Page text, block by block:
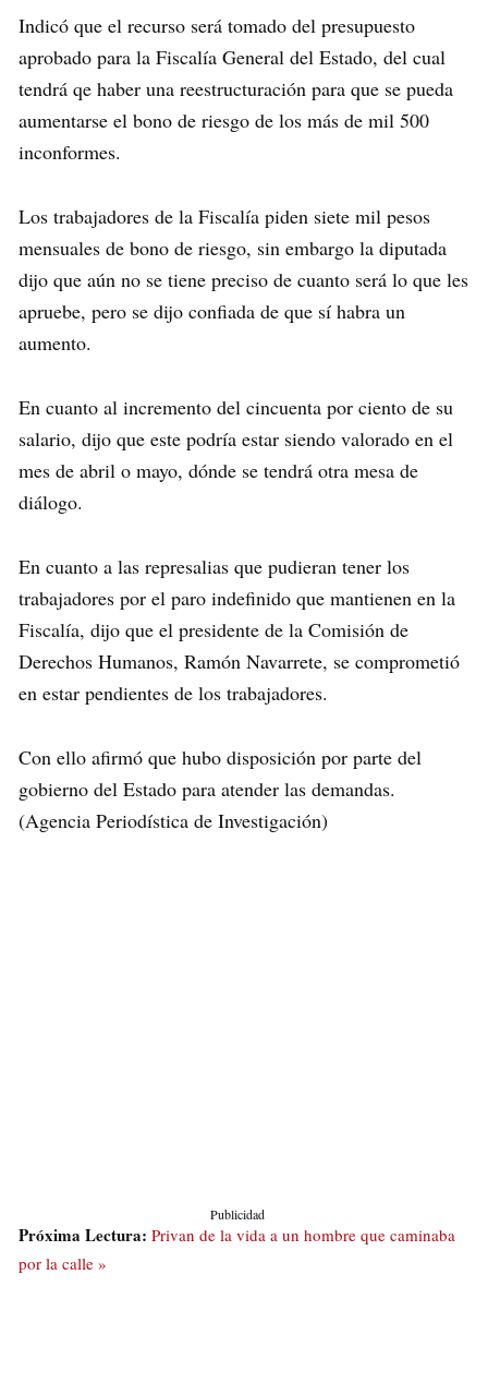
Indicó que el recurso será tomado del presupuesto
aprobado para la Fiscalía General del Estado, del cual
tendrá qe haber una reestructuración para que se pueda
aumentarse el bono de riesgo de los más de mil 500
inconformes.
Los trabajadores de la Fiscalía piden siete mil pesos
mensuales de bono de riesgo, sin embargo la diputada
dijo que aún no se tiene preciso de cuanto será lo que les
apruebe, pero se dijo confiada de que sí habra un
aumento.
En cuanto al incremento del cincuenta por ciento de su
salario, dijo que este podría estar siendo valorado en el
mes de abril o mayo, dónde se tendrá otra mesa de
diálogo.
En cuanto a las represalias que pudieran tener los
trabajadores por el paro indefinido que mantienen en la
Fiscalía, dijo que el presidente de la Comisión de
Derechos Humanos, Ramón Navarrete, se comprometió
en estar pendientes de los trabajadores.
Con ello afirmó que hubo disposición por parte del
gobierno del Estado para atender las demandas.
(Agencia Periodística de Investigación)
Publicidad
Próxima Lectura: Privan de la vida a un hombre que caminaba
por la calle »